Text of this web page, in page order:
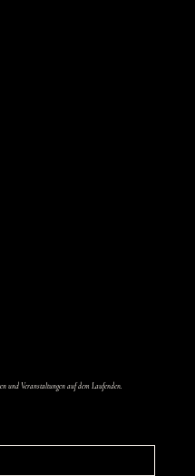
und Veranstaltungen auf dem Laufenden.